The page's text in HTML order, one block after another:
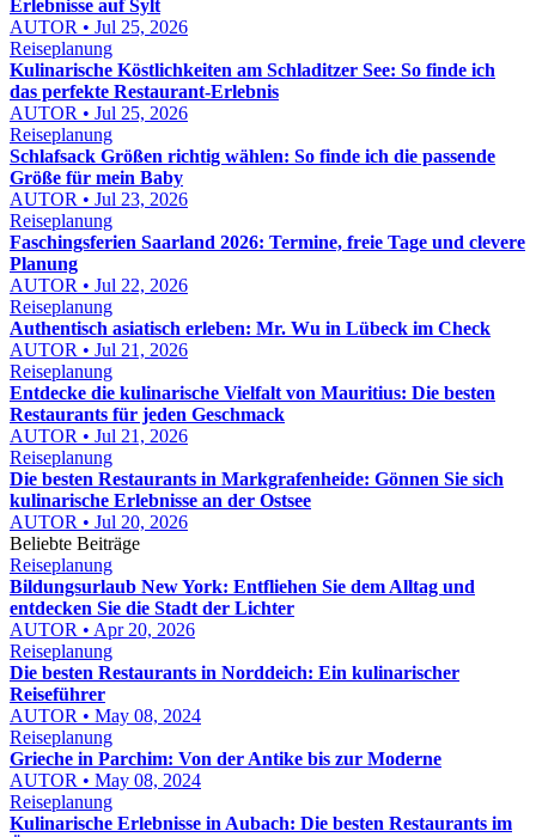
Erlebnisse auf Sylt
AUTOR • Jul 25, 2026
Reiseplanung
Kulinarische Köstlichkeiten am Schladitzer See: So finde ich
das perfekte Restaurant-Erlebnis
AUTOR • Jul 25, 2026
Reiseplanung
Schlafsack Größen richtig wählen: So finde ich die passende
Größe für mein Baby
AUTOR • Jul 23, 2026
Reiseplanung
Faschingsferien Saarland 2026: Termine, freie Tage und clevere
Planung
AUTOR • Jul 22, 2026
Reiseplanung
Authentisch asiatisch erleben: Mr. Wu in Lübeck im Check
AUTOR • Jul 21, 2026
Reiseplanung
Entdecke die kulinarische Vielfalt von Mauritius: Die besten
Restaurants für jeden Geschmack
AUTOR • Jul 21, 2026
Reiseplanung
Die besten Restaurants in Markgrafenheide: Gönnen Sie sich
kulinarische Erlebnisse an der Ostsee
AUTOR • Jul 20, 2026
Beliebte Beiträge
Reiseplanung
Bildungsurlaub New York: Entfliehen Sie dem Alltag und
entdecken Sie die Stadt der Lichter
AUTOR • Apr 20, 2026
Reiseplanung
Die besten Restaurants in Norddeich: Ein kulinarischer
Reiseführer
AUTOR • May 08, 2024
Reiseplanung
Grieche in Parchim: Von der Antike bis zur Moderne
AUTOR • May 08, 2024
Reiseplanung
Kulinarische Erlebnisse in Aubach: Die besten Restaurants im